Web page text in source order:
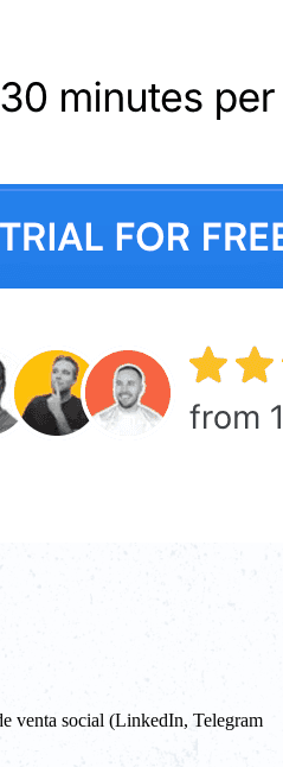
venta social (LinkedIn, Telegram